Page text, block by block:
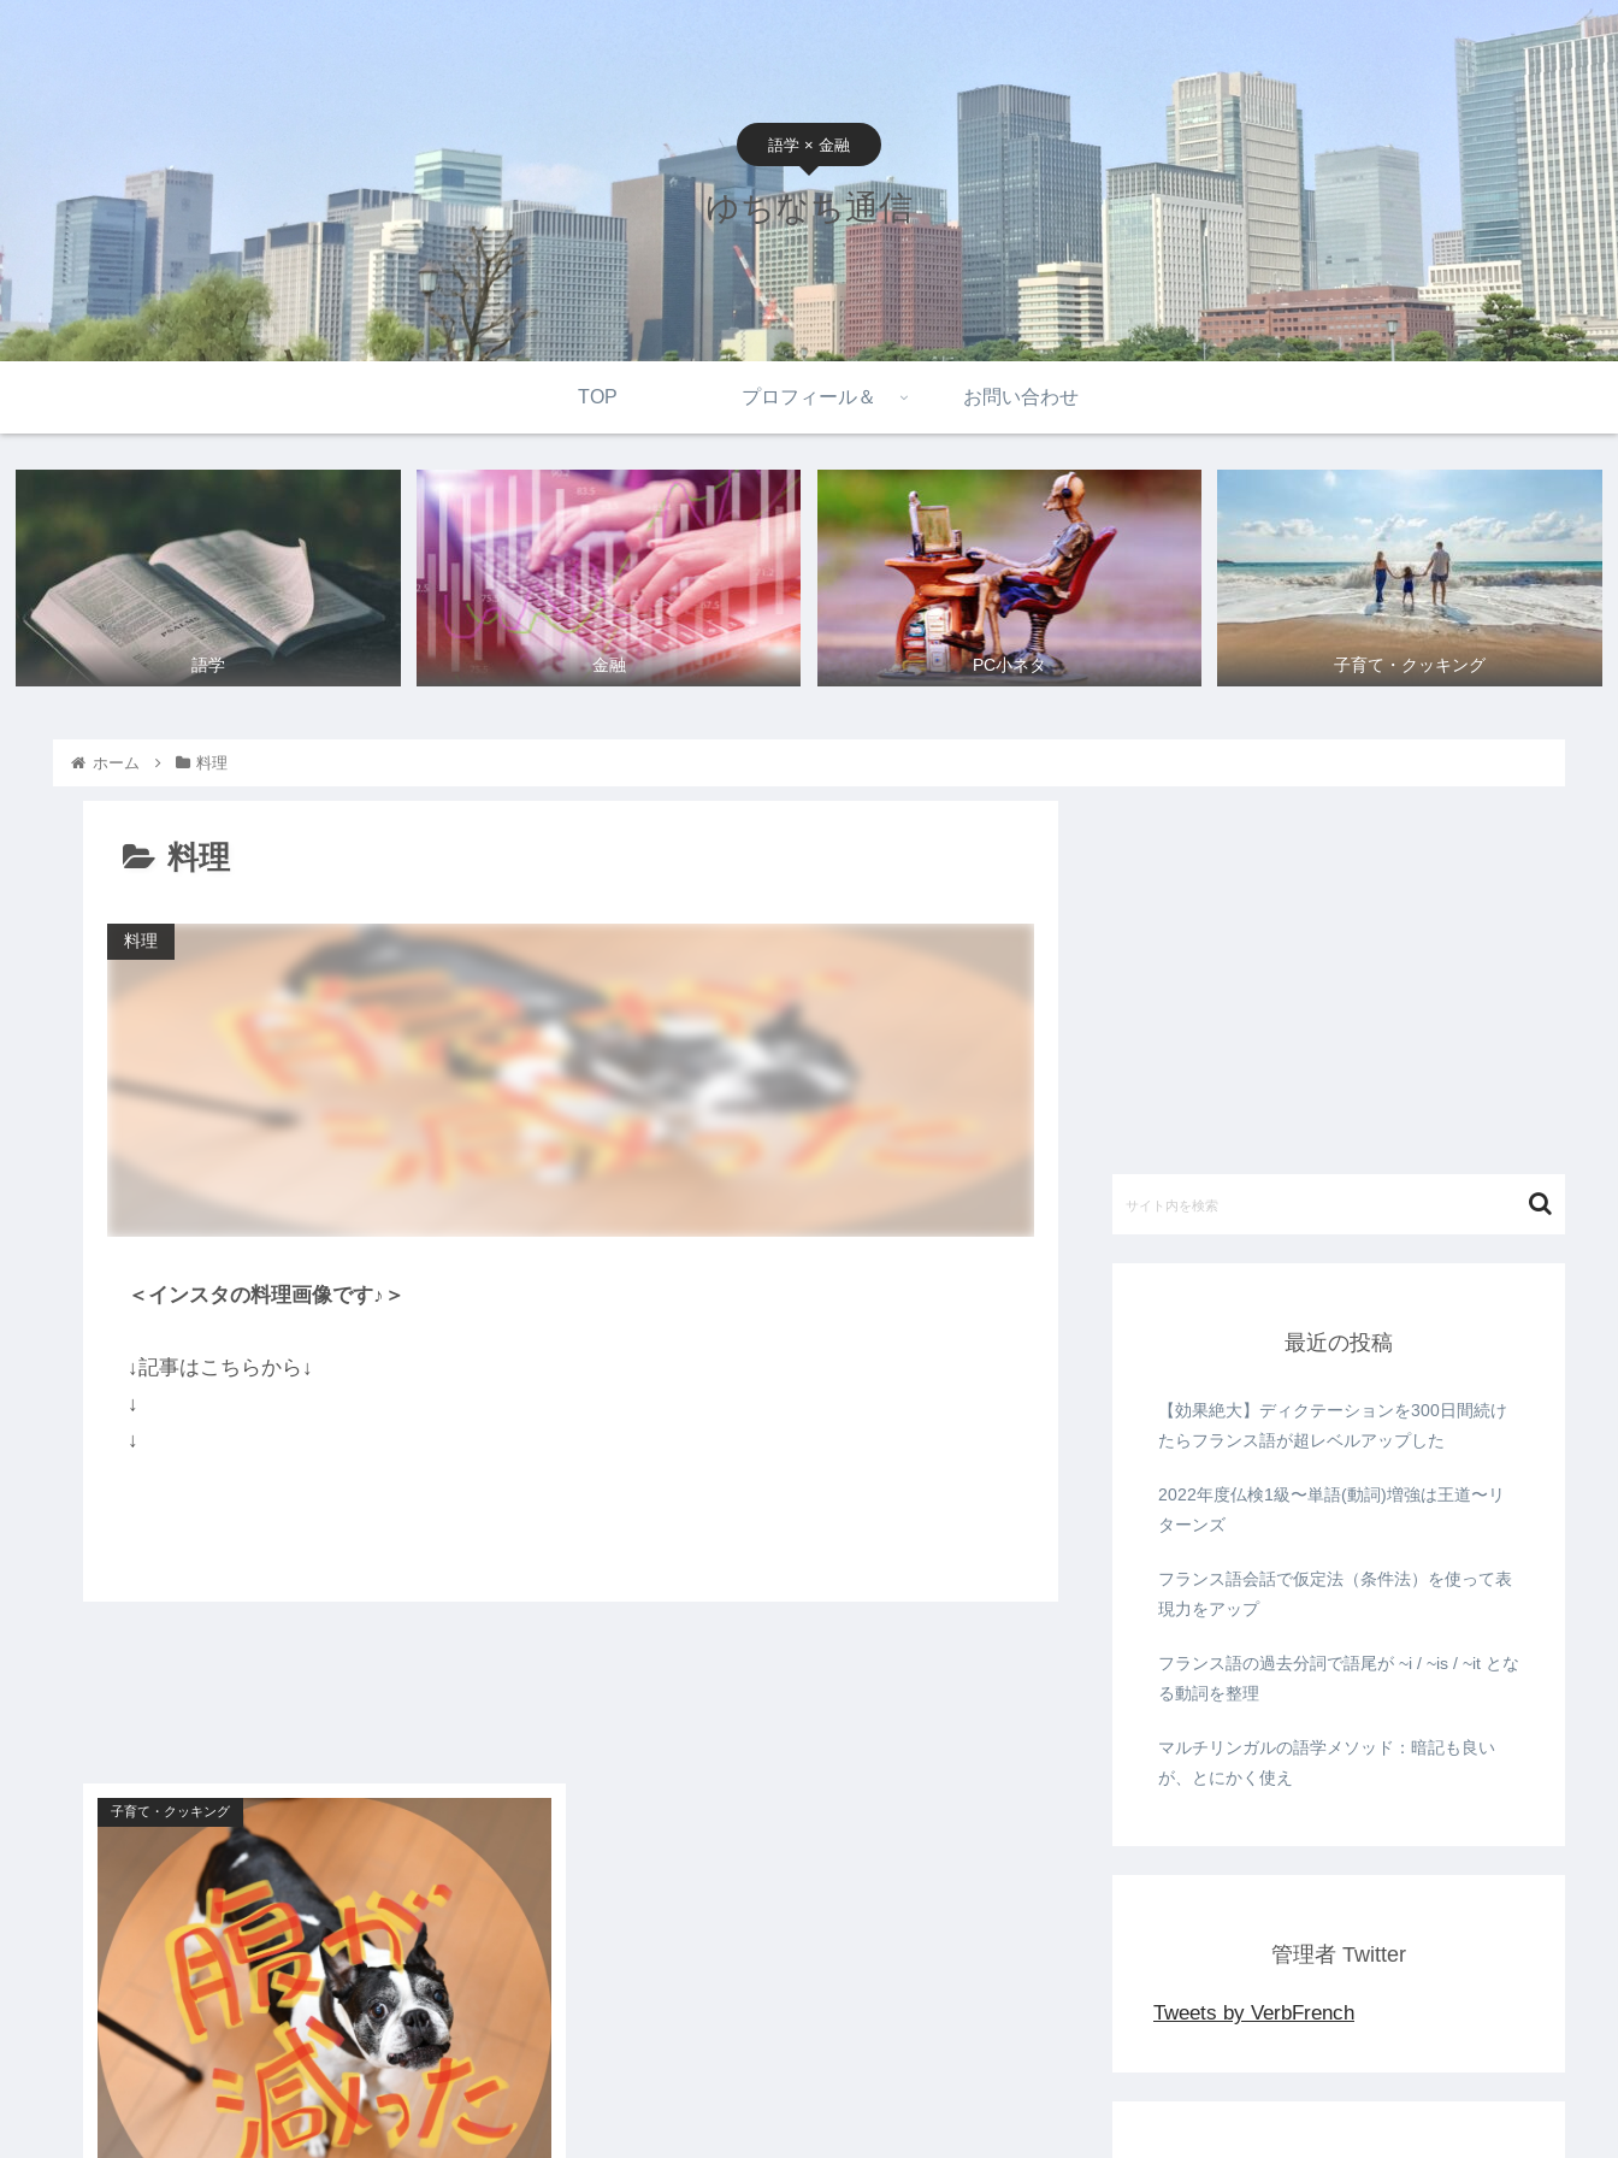
語学 × 金融
ゆちなち通信
TOP プロフィール＆ お問い合わせ
語学 金融 PC小ネタ 子育て・クッキング
ホーム 料理
料理
料理
＜インスタの料理画像です♪＞
↓記事はこちらから↓
↓
↓
子育て・クッキング
最近の投稿
【効果絶大】ディクテーションを300日間続け
たらフランス語が超レベルアップした
2022年度仏検1級〜単語(動詞)増強は王道〜リ
ターンズ
フランス語会話で仮定法（条件法）を使って表
現力をアップ
フランス語の過去分詞で語尾が ~i / ~is / ~it とな
る動詞を整理
マルチリンガルの語学メソッド：暗記も良い
が、とにかく使え
管理者 Twitter
Tweets by VerbFrench